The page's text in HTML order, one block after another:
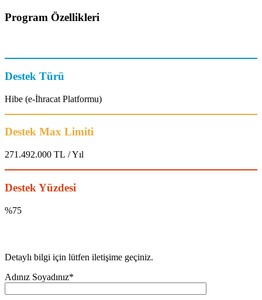
Program Özellikleri
Destek Türü
Hibe (e-İhracat Platformu)
Destek Max Limiti
271.492.000 TL / Yıl
Destek Yüzdesi
%75
Detaylı bilgi için lütfen iletişime geçiniz.
Adınız Soyadınız*